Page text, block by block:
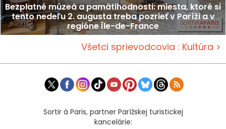
Bezplatné múzeá a pamätihodnosti: miesta, ktoré si
tento nedeľu 2. augusta treba pozrieť v Paríži a v
regióne Île-de-France
Všetci sprievodcovia : Kultúra >
Sortir à Paris, partner Parížskej turistickej
kancelárie: